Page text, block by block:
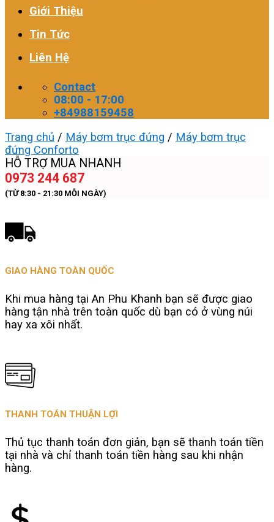
Giới Thiệu
Tin Tức
Liên Hệ
Contact
08:00 - 17:00
+84988159458
Trang chủ / Máy bơm trục đứng / Máy bơm trục
đứng Conforto
HỖ TRỢ MUA NHANH
0973 244 687
(TỪ 8:30 - 21:30 MỖI NGÀY)
GIAO HÀNG TOÀN QUỐC
Khi mua hàng tại An Phu Khanh bạn sẽ được giao
hàng tận nhà trên toàn quốc dù bạn có ở vùng núi
hay xa xôi nhất.
THANH TOÁN THUẬN LỢI
Thủ tục thanh toán đơn giản, bạn sẽ thanh toán tiền
tại nhà và chỉ thanh toán tiền hàng sau khi nhận
hàng.